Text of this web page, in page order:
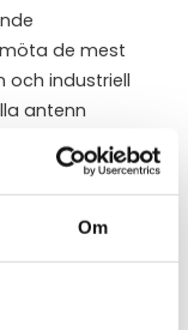
Om
de mest
och industriell
antenn
för dual-
en integrerad
och E-
för fordon,
mot både